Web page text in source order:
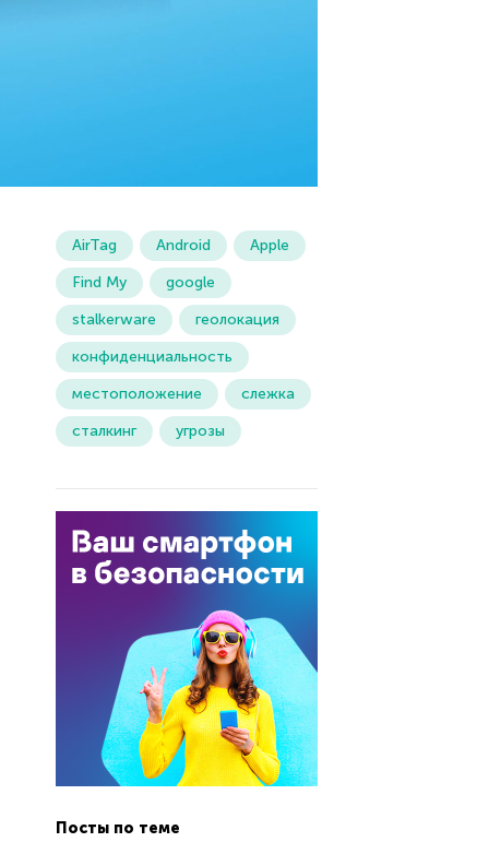
AirTag Android
Apple
Find My
google
stalkerware
геолокация
конфиденциальность
местоположение
слежка
сталкинг
угрозы
Посты по теме